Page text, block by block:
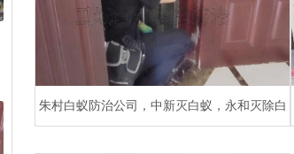
朱村白蚁防治公司，中新灭白蚁，永和灭除白